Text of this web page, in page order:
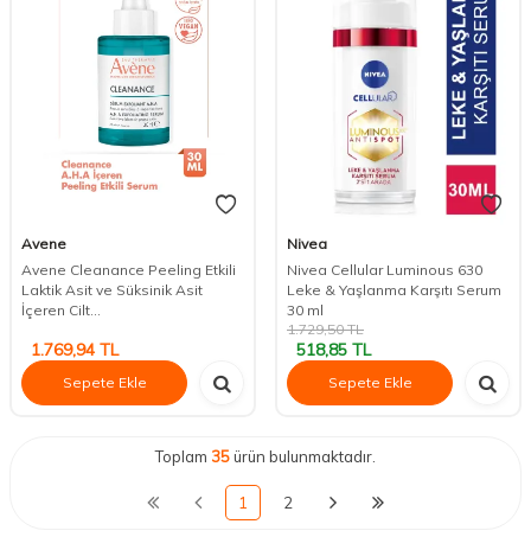
Avene
Avene Cleanance Peeling Etkili
Laktik Asit ve Süksinik Asit
İçeren Cilt...
1.769,94 TL
Sepete Ekle
Nivea
Nivea Cellular Luminous 630
Leke & Yaşlanma Karşıtı Serum
30 ml
1.729,50TL
518,85 TL
Sepete Ekle
Toplam 35ürün bulunmaktadır.
1 2